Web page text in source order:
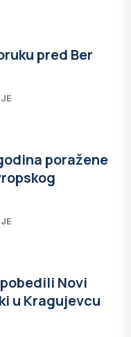
pred Ber
poražene
Novi
u Kragujevcu